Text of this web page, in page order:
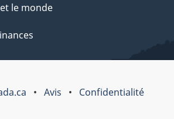
le monde
Avis Confidentialité